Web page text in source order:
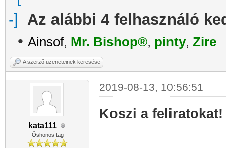
Az alábbi 4 felhasználó
• Ainsof, Mr. Bishop®, pinty, Zire
A szerző üzeneteinek keresése
kata111
Őshonos tag
2019-08-13, 10:56:51
Koszi a feliratokat!